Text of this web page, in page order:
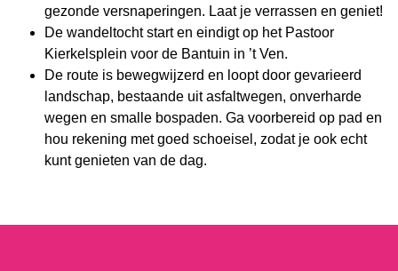
gezonde versnaperingen. Laat je verrassen en geniet!
De wandeltocht start en eindigt op het Pastoor
Kierkelsplein voor de Bantuin in ’t Ven.
De route is bewegwijzerd en loopt door gevarieerd
landschap, bestaande uit asfaltwegen, onverharde
wegen en smalle bospaden. Ga voorbereid op pad en
hou rekening met goed schoeisel, zodat je ook echt
kunt genieten van de dag.